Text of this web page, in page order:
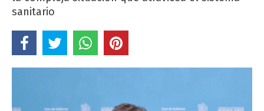
sanitario